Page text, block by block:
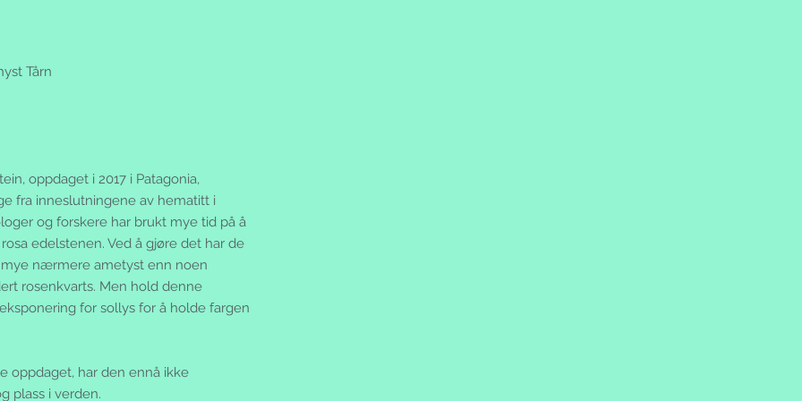
Tårn
oppdaget i 2017 i Patagonia,
fra inneslutningene av hematitt i
og forskere har brukt mye tid på å
edelstenen. Ved å gjøre det har de
nærmere ametyst enn noen
rosenkvarts. Men hold denne
for sollys for å holde fargen
oppdaget, har den ennå ikke
plass i verden.